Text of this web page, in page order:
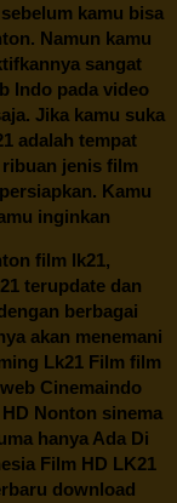
kamu bisa
Namun kamu
sangat
Indo pada video
Jika kamu suka
adalah tempat
jenis film
Kamu
inginkan
film lk21,
terupdate dan
berbagai
akan menemani
Lk21 Film film
Cinemaindo
Nonton sinema
hanya Ada Di
Film HD LK21
download